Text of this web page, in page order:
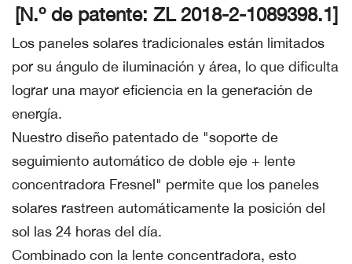
[N.º de patente: ZL 2018-2-1089398.1]
Los paneles solares tradicionales están limitados
por su ángulo de iluminación y área, lo que dificulta
lograr una mayor eficiencia en la generación de
energía.
Nuestro diseño patentado de "soporte de
seguimiento automático de doble eje + lente
concentradora Fresnel" permite que los paneles
solares rastreen automáticamente la posición del
sol las 24 horas del día.
Combinado con la lente concentradora, esto